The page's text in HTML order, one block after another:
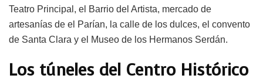
Teatro Principal, el Barrio del Artista, mercado de
artesanías de el Parían, la calle de los dulces, el convento
de Santa Clara y el Museo de los Hermanos Serdán.
Los túneles del Centro Histórico